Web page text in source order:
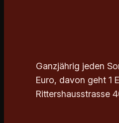
Ganzjährig jeden
Euro, davon geht 1
Rittershausstrasse